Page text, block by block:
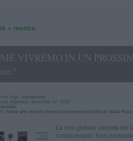
» mostra
VIVREMO IN UN
írója: olaszissimo
időpontja: december 07, 2020
future arte mostra Venezia performanszművészet Maria Puca
La crisi globale causata dal
conoscevamo. Non